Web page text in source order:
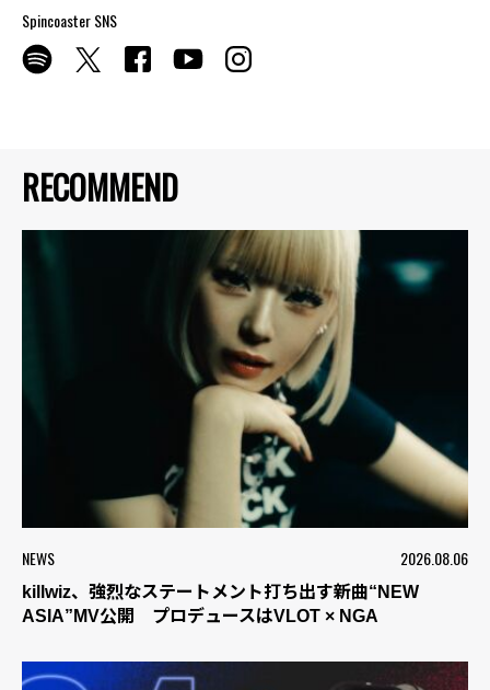
RECOMMEND
NEWS 2026.08.06
killwiz、強烈なステートメント打ち出す新曲“NEW
ASIA”MV公開 プロデュースはVLOT × NGA
Spincoaster SNS